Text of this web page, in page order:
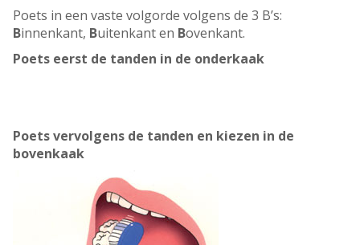
Poets in een vaste volgorde volgens de 3 B’s:
Binnenkant, Buitenkant en Bovenkant.
Poets eerst de tanden in de onderkaak
Poets vervolgens de tanden en kiezen in de
bovenkaak